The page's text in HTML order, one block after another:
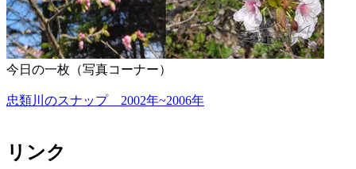
今日の一枚（写真コーナー）
忠類川のスナップ 2002年~2006年
リンク